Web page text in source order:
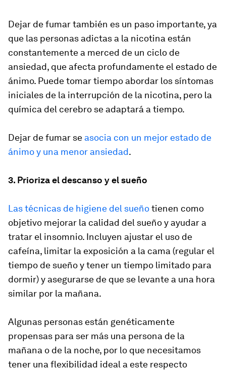
Dejar de fumar también es un paso importante, ya
que las personas adictas a la nicotina están
constantemente a merced de un ciclo de
ansiedad, que afecta profundamente el estado de
ánimo. Puede tomar tiempo abordar los síntomas
iniciales de la interrupción de la nicotina, pero la
química del cerebro se adaptará a tiempo.
Dejar de fumar se asocia con un mejor estado de
ánimo y una menor ansiedad.
3. Prioriza el descanso y el sueño
Las técnicas de higiene del sueñotienen como
objetivo mejorar la calidad del sueño y ayudar a
tratar el insomnio. Incluyen ajustar el uso de
cafeína, limitar la exposición a la cama (regular el
tiempo de sueño y tener un tiempo limitado para
dormir) y asegurarse de que se levante a una hora
similar por la mañana.
Algunas personas están genéticamente
propensas para ser más una persona de la
mañana o de la noche, por lo que necesitamos
tener una flexibilidad ideal a este respecto